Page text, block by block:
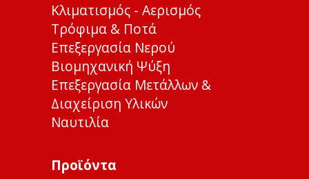
Κλιματισμός - Αερισμός
Τρόφιμα & Ποτά
Επεξεργασία Νερού
Βιομηχανική Ψύξη
Επεξεργασία Μετάλλων &
Διαχείριση Υλικών
Ναυτιλία
Προϊόντα